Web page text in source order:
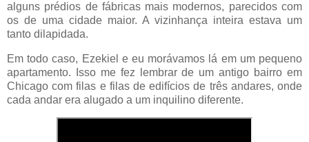
alguns prédios de fábricas mais modernos, parecidos com
os de uma cidade maior. A vizinhança inteira estava um
tanto dilapidada.
Em todo caso, Ezekiel e eu morávamos lá em um pequeno
apartamento. Isso me fez lembrar de um antigo bairro em
Chicago com filas e filas de edifícios de três andares, onde
cada andar era alugado a um inquilino diferente.